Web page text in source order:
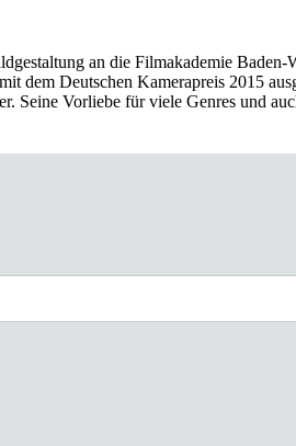
an die Filmakademie
dem Deutschen Kamerapreis 2015
Vorliebe für viele Genres und